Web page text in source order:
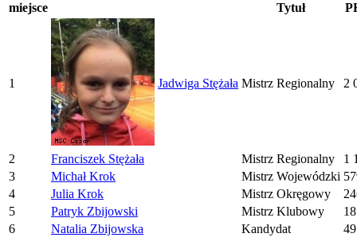
miejsce Tytuł
1 Jadwiga Stężała Mistrz Regionalny 2
2 Franciszek Stężała Mistrz Regionalny
1
3
Michał Krok Mistrz Wojewódzki
4
Julia Krok Mistrz Okręgowy
5
Patryk Zbijowski Mistrz Klubowy
6
Natalia Zbijowska Kandydat 49